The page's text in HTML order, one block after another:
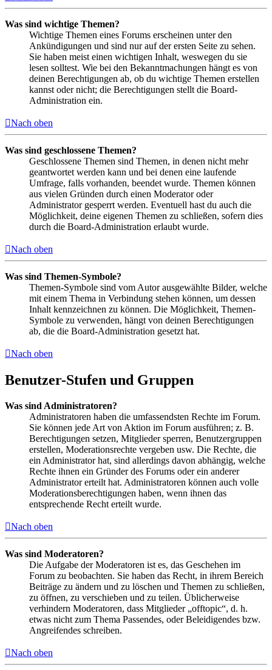
Was sind wichtige Themen?
Wichtige Themen eines Forums erscheinen unter den
Ankündigungen und sind nur auf der ersten Seite zu sehen.
Sie haben meist einen wichtigen Inhalt, weswegen du sie
lesen solltest. Wie bei den Bekanntmachungen hängt es von
deinen Berechtigungen ab, ob du wichtige Themen erstellen
kannst oder nicht; die Berechtigungen stellt die Board-
Administration ein.
Nach oben
Was sind geschlossene Themen?
Geschlossene Themen sind Themen, in denen nicht mehr
geantwortet werden kann und bei denen eine laufende
Umfrage, falls vorhanden, beendet wurde. Themen können
aus vielen Gründen durch einen Moderator oder
Administrator gesperrt werden. Eventuell hast du auch die
Möglichkeit, deine eigenen Themen zu schließen, sofern dies
durch die Board-Administration erlaubt wurde.
Nach oben
Was sind Themen-Symbole?
Themen-Symbole sind vom Autor ausgewählte Bilder, welche
mit einem Thema in Verbindung stehen können, um dessen
Inhalt kennzeichnen zu können. Die Möglichkeit, Themen-
Symbole zu verwenden, hängt von deinen Berechtigungen
ab, die die Board-Administration gesetzt hat.
Nach oben
Benutzer-Stufen und Gruppen
Was sind Administratoren?
Administratoren haben die umfassendsten Rechte im Forum.
Sie können jede Art von Aktion im Forum ausführen; z. B.
Berechtigungen setzen, Mitglieder sperren, Benutzergruppen
erstellen, Moderationsrechte vergeben usw. Die Rechte, die
ein Administrator hat, sind allerdings davon abhängig, welche
Rechte ihnen ein Gründer des Forums oder ein anderer
Administrator erteilt hat. Administratoren können auch volle
Moderationsberechtigungen haben, wenn ihnen das
entsprechende Recht erteilt wurde.
Nach oben
Was sind Moderatoren?
Die Aufgabe der Moderatoren ist es, das Geschehen im
Forum zu beobachten. Sie haben das Recht, in ihrem Bereich
Beiträge zu ändern und zu löschen und Themen zu schließen,
zu öffnen, zu verschieben und zu teilen. Üblicherweise
verhindern Moderatoren, dass Mitglieder „offtopic“, d. h.
etwas nicht zum Thema Passendes, oder Beleidigendes bzw.
Angreifendes schreiben.
Nach oben